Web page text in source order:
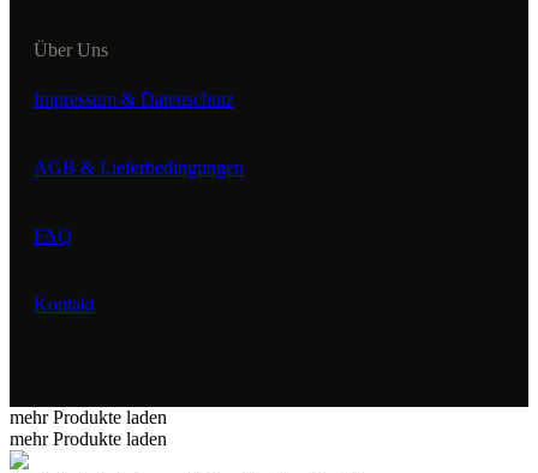
Über Uns
Impressum & Datenschutz
AGB & Lieferbedingungen
FAQ
Kontakt
mehr Produkte laden
mehr Produkte laden